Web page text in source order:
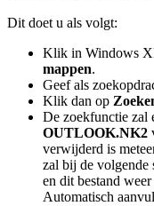
Dit doet u als volgt:
Klik in Windows
mappen.
Geef als
Klik dan op
De zoekfunctie zal
OUTLOOK.NK2
verwijderd is
zal bij de volgende
en dit bestand
Automatisch